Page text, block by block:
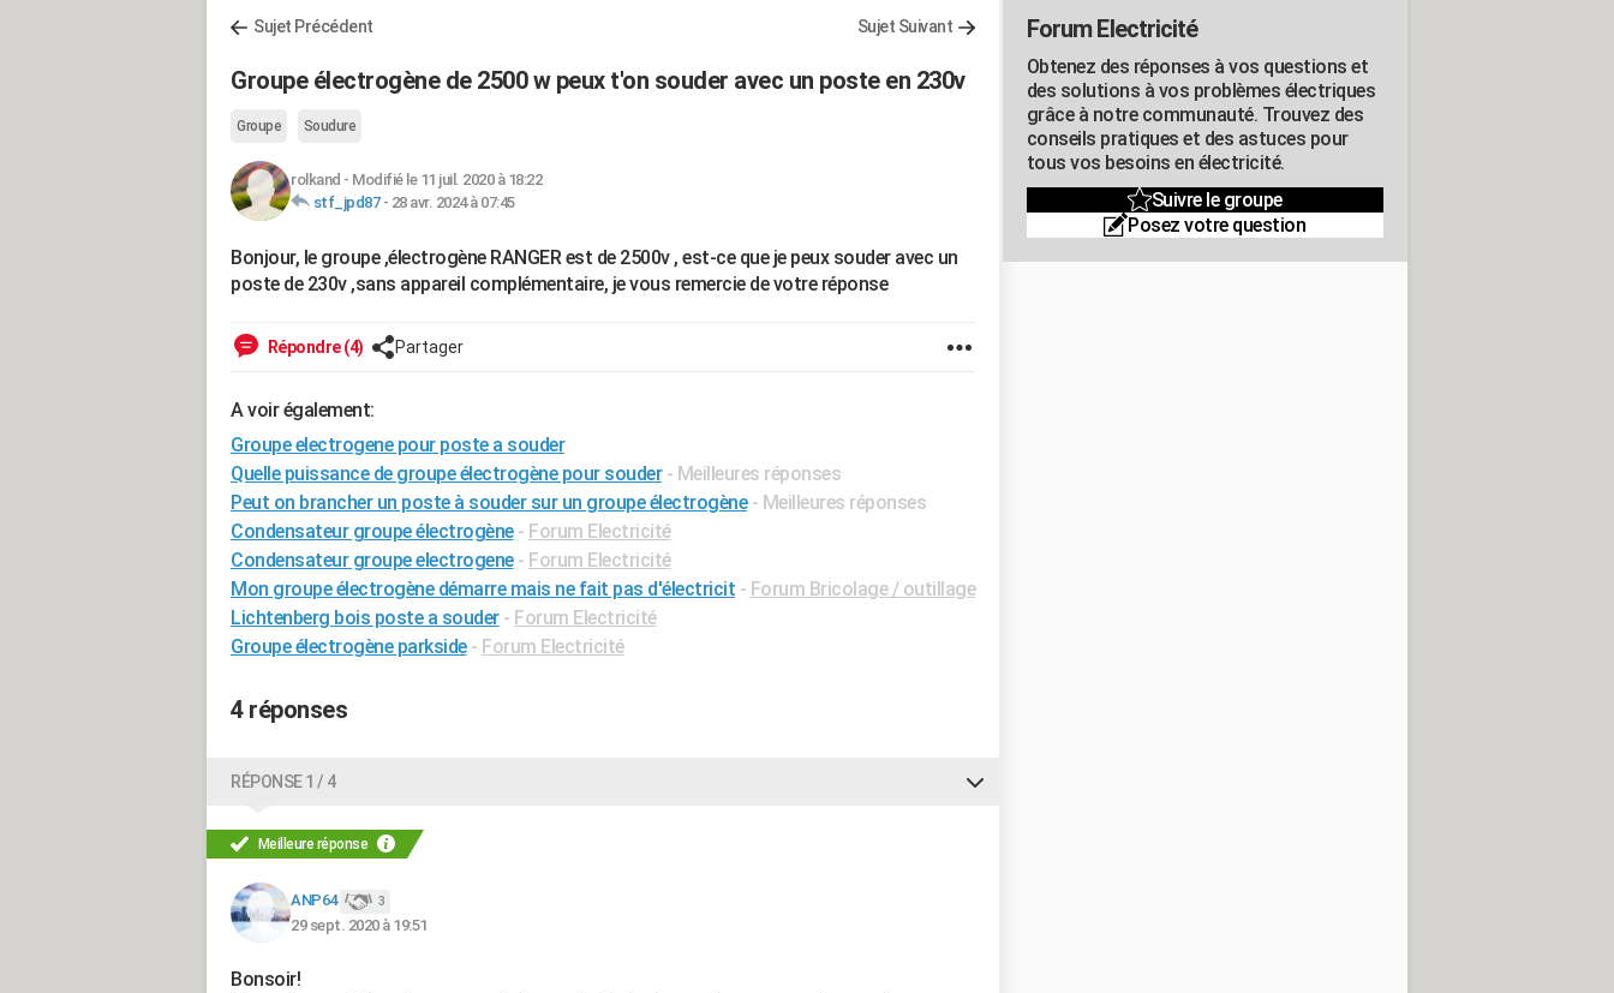
Sujet Précédent Sujet Suivant
Groupe électrogène de 2500 w peux t'on souder avec un poste en 230v
Groupe Soudure
rolkand - Modifié le 11 juil. 2020 à 18:22
stf_jpd87- 28 avr. 2024 à 07:45
Bonjour, le groupe ,électrogène RANGER est de 2500v , est-ce que je peux souder avec un
poste de 230v ,sans appareil complémentaire, je vous remercie de votre réponse
Répondre (4) Partager
A voir également:
Groupe electrogene pour poste a souder
Quelle puissance de groupe électrogène pour souder - Meilleures réponses
Peut on brancher un poste à souder sur un groupe électrogène - Meilleures réponses
Condensateur groupe électrogène - Forum Electricité
Condensateur groupe electrogene - Forum Electricité
Mon groupe électrogène démarre mais ne fait pas d'électricit - Forum Bricolage / outillage
Lichtenberg bois poste a souder - Forum Electricité
Groupe électrogène parkside - Forum Electricité
4 réponses
RÉPONSE 1 / 4
Meilleure réponse
ANP64 3
29 sept. 2020 à 19:51
Bonsoir!
Forum Electricité
Obtenez des réponses à vos questions et
des solutions à vos problèmes électriques
grâce à notre communauté. Trouvez des
conseils pratiques et des astuces pour
tous vos besoins en électricité.
Suivre le groupe
Posez votre question